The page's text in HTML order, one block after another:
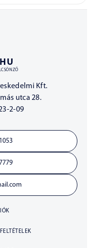
Kft.
utca 28.
2-09